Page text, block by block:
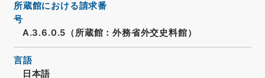
所蔵館における請求番
号
A.3.6.0.5（所蔵館：外務省外交史料館）
言語
日本語